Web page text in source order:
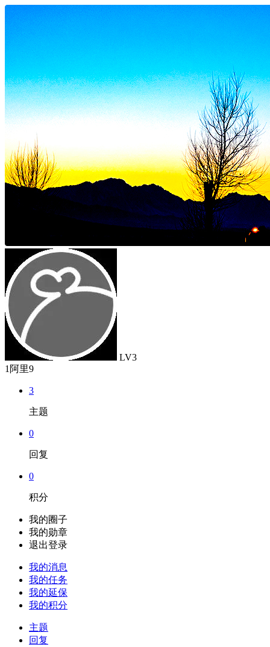
LV3
1阿里9
3
主题
0
回复
0
积分
我的圈子
我的勋章
退出登录
我的消息
我的任务
我的延保
我的积分
主题
回复